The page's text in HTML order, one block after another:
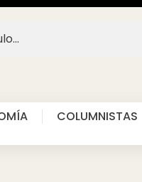
COLUMNISTAS